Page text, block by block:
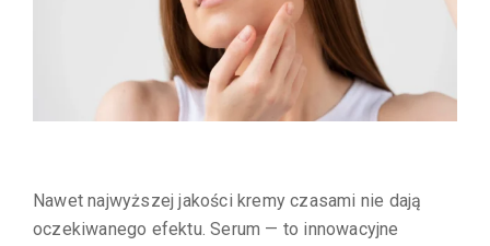
Nawet najwyższej jakości kremy czasami nie dają
oczekiwanego efektu. Serum — to innowacyjne